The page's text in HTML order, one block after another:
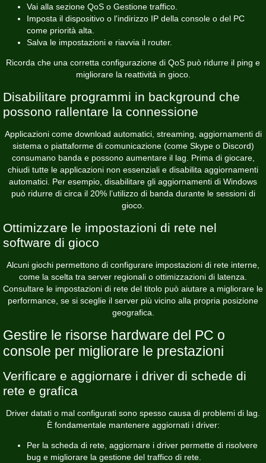
Vai alla sezione QoS o Gestione traffico.
Imposta il dispositivo o l'indirizzo IP della console o del PC
come priorità alta.
Salva le impostazioni e riavvia il router.
Ricorda che una corretta configurazione di QoS può ridurre il ping e
migliorare la reattività in gioco.
Disabilitare programmi in background che
possono rallentare la connessione
Applicazioni come download automatici, streaming, aggiornamenti di
sistema o piattaforme di comunicazione (come Skype o Discord)
consumano banda e possono aumentare il lag. Prima di giocare,
chiudi tutte le applicazioni non essenziali e disabilita aggiornamenti
automatici. Per esempio, disabilitare gli aggiornamenti di Windows
può ridurre di circa il 20% l’utilizzo di banda durante le sessioni di
gioco.
Ottimizzare le impostazioni di rete nel
software di gioco
Alcuni giochi permettono di configurare impostazioni di rete interne,
come la scelta tra server regionali o ottimizzazioni di latenza.
Consultare le impostazioni di rete del titolo può aiutare a migliorare le
performance, se si sceglie il server più vicino alla propria posizione
geografica.
Gestire le risorse hardware del PC o
console per migliorare le prestazioni
Verificare e aggiornare i driver di schede di
rete e grafica
Driver datati o mal configurati sono spesso causa di problemi di lag.
È fondamentale mantenere aggiornati i driver:
Per la scheda di rete, aggiornare i driver permette di risolvere
bug e migliorare la gestione del traffico di rete.